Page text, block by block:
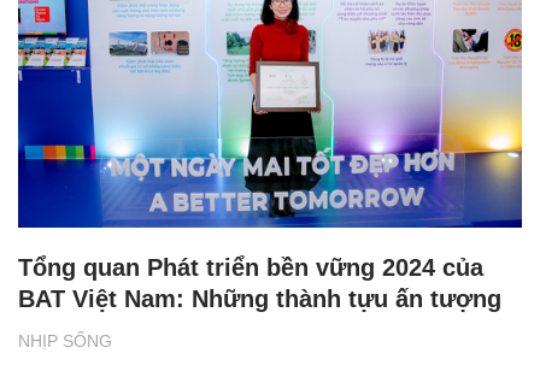
NHỊP SỐNG
Tổng quan Phát triển bền vững 2024 của
BAT Việt Nam: Những thành tựu ấn tượng